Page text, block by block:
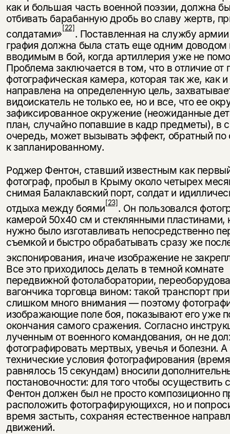
как и большая часть военной поэзии, должна
отбивать барабанную дробь во славу жертв,
солдатами»[22]. Поставленная на службу
графия должна была стать еще одним доводом
вводимым в бой, когда артиллерия уже не
Проблема заключается в том, что в отличие от
фотографическая камера, которая так же, как
направлена на опре­деленную цель,
видоискатель не только ее, но и все, что ее
зафиксированное окружение (неожиданные
план, случайно попавшие в кадр предметы), в
очередь, может вызывать эффект, обратный
к запланированному.
Роджер Фентон, ставший известным как
фотограф, про­был в Крыму около четырех
снимая Балаклавский порт, солдат и
отдыха между боями[23]. Он пользовался
камерой 50x40 см и стеклянными пластинами,
нужно было изготав­ливать непосредственно
съемкой и быстро обрабатывать сразу же
экспонирования, иначе изображение не
Все это приходилось делать в темной комнате
передвижной фотолаборатории,
вагончика торговца вином: такой транспорт
слишком много внимания — поэтому
изображающие поле боя, показы­вают его уже
окончания самого сражения. Согласно
лученным от военного командования, он не
фотографировать мертвых, увечья и болезни. А
технические условия фотографирования
равнялось 15 секундам) вносили
постановочности: для того чтобы осуществить
Фентон должен был не просто композиционно
расположить фотографирующихся, но и
время застыть, сохраняя естественное
движений.